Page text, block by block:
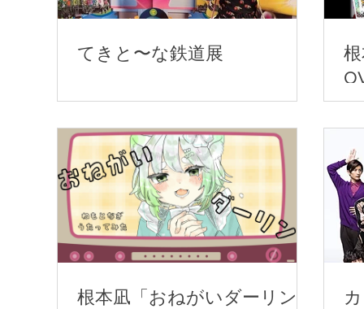
てきと〜な鉄道展
根本凪「おねがいダーリン」